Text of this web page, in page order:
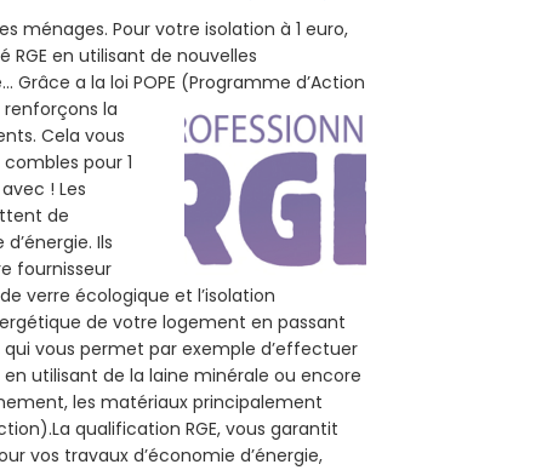
ménages. Pour votre isolation à 1 euro,
RGE en utilisant de nouvelles
a la loi POPE (Programme d’Action
la
Cela vous
pour 1
! Les
de
Ils
fournisseur
verre écologique et l’isolation
de votre logement en passant
qui vous permet par exemple d’effectuer
en utilisant de la laine minérale ou encore
les matériaux principalement
qualification RGE, vous garantit
vos travaux d’économie d’énergie,